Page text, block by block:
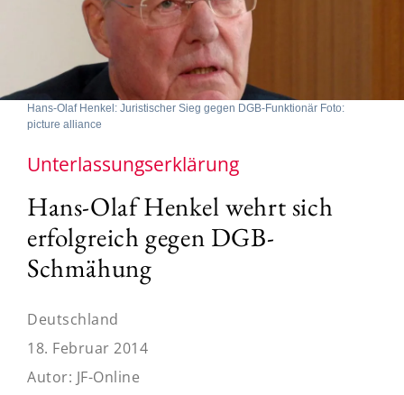
Hans-Olaf Henkel: Juristischer Sieg gegen DGB-Funktionär Foto:
picture alliance
Unterlassungserklärung
Hans-Olaf Henkel wehrt sich
erfolgreich gegen DGB-
Schmähung
Deutschland
18. Februar 2014
Autor: JF-Online